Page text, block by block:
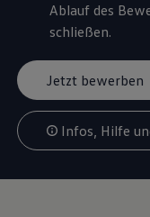
Ablauf des
schließen.
Jetzt bewerben
Infos, Hilfe